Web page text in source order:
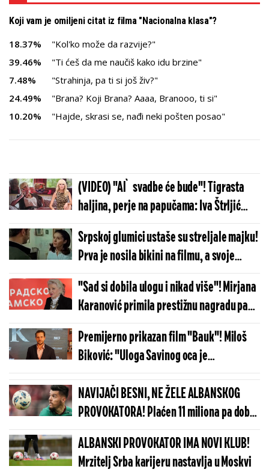
Koji vam je omiljeni citat iz filma "Nacionalna klasa"?
18.37%
"Kol'ko može da razvije?"
39.46%
"Ti ćeš da me naučiš kako idu brzine"
7.48%
"Strahinja, pa ti si još živ?"
24.49%
"Brana? Koji Brana? Aaaa, Branooo, ti si"
10.20%
"Hajde, skrasi se, nađi neki pošten posao"
(VIDEO) "Al` svadbe će bude"! Tigrasta
haljina, perje na papučama: Iva Štrljić
novom ulogom nasmejala celu Srbiju! Ovo
morate pogledati
Srpskoj glumici ustaše su streljale majku!
Prva je nosila bikini na filmu, a svoje
poreklo otkrila je tek u 36. godini
"Sad si dobila ulogu i nikad više"! Mirjana
Karanović primila prestižnu nagradu pa
otkrila šok detalje iz karijere
Premijerno prikazan film "Bauk"! Miloš
Biković: "Uloga Savinog oca je
metaforična" (FOTO)
NAVIJAČI BESNI, NE ŽELE ALBANSKOG
PROVOKATORA! Plaćen 11 miliona pa dobio
brutalnu poruku
ALBANSKI PROVOKATOR IMA NOVI KLUB!
Mrzitelj Srba karijeru nastavlja u Moskvi